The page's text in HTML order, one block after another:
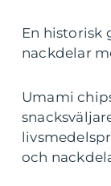
En historisk
nackdelar
Umami
och